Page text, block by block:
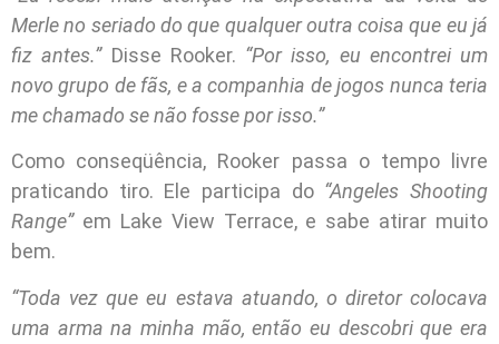
Merle no seriado do que qualquer outra coisa que eu já
fiz antes.”Disse Rooker. “Por isso, eu encontrei um
novo grupo de fãs, e a companhia de jogos nunca teria
me chamado se não fosse por isso.”
Como conseqüência, Rooker passa o tempo livre
praticando tiro. Ele participa do “Angeles Shooting
Range”em Lake View Terrace, e sabe atirar muito
bem.
“Toda vez que eu estava atuando, o diretor colocava
uma arma na minha mão, então eu descobri que era